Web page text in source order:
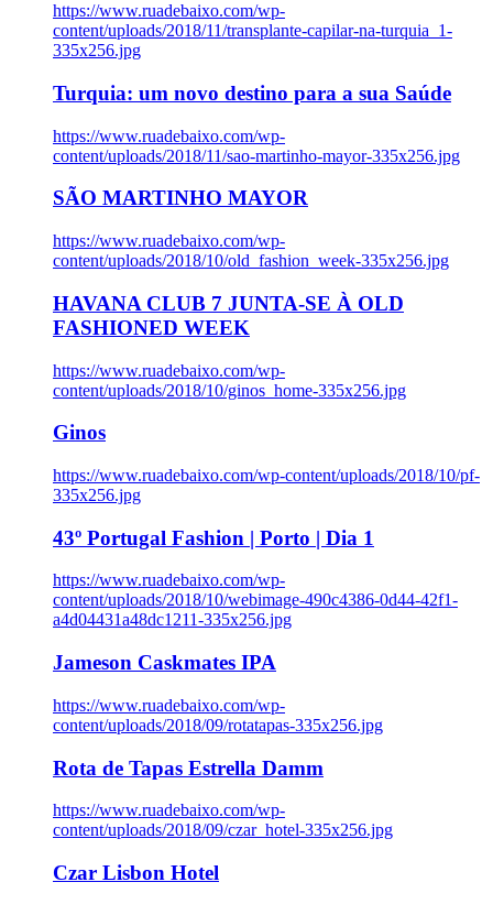
https://www.ruadebaixo.com/wp-
content/uploads/2018/11/transplante-capilar-na-turquia_1-
335x256.jpg
Turquia: um novo destino para a sua Saúde
https://www.ruadebaixo.com/wp-
content/uploads/2018/11/sao-martinho-mayor-335x256.jpg
SÃO MARTINHO MAYOR
https://www.ruadebaixo.com/wp-
content/uploads/2018/10/old_fashion_week-335x256.jpg
HAVANA CLUB 7 JUNTA-SE À OLD
FASHIONED WEEK
https://www.ruadebaixo.com/wp-
content/uploads/2018/10/ginos_home-335x256.jpg
Ginos
https://www.ruadebaixo.com/wp-content/uploads/2018/10/pf-
335x256.jpg
43º Portugal Fashion | Porto | Dia 1
https://www.ruadebaixo.com/wp-
content/uploads/2018/10/webimage-490c4386-0d44-42f1-
a4d04431a48dc1211-335x256.jpg
Jameson Caskmates IPA
https://www.ruadebaixo.com/wp-
content/uploads/2018/09/rotatapas-335x256.jpg
Rota de Tapas Estrella Damm
https://www.ruadebaixo.com/wp-
content/uploads/2018/09/czar_hotel-335x256.jpg
Czar Lisbon Hotel